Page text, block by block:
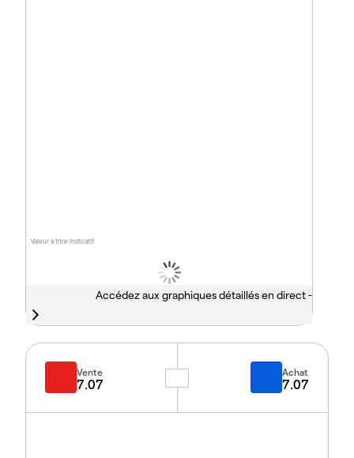
Valeur à titre indicatif
Accédez aux graphiques détaillés en direct -
Vente
7.07
Achat
7.07